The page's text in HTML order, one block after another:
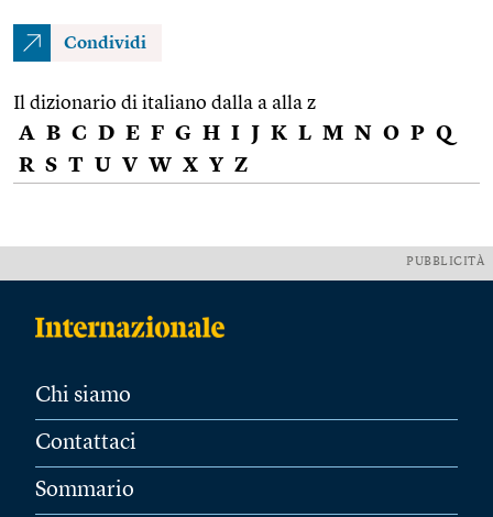
Condividi
Il dizionario di italiano dalla a alla z
A B C D E F G H I J K L M N O P Q
R S T U V W X Y Z
PUBBLICITÀ
Chi siamo
Contattaci
Sommario